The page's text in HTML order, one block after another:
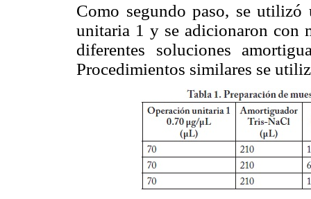
Como segundo paso, se utilizó
unitaria 1 y se adicionaron con
diferentes soluciones
Procedimientos similares se